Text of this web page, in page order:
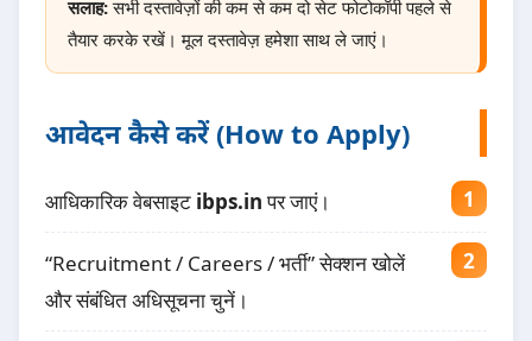
सलाह:सभी दस्तावेज़ों की कम से कम दो सेट फोटोकॉपी पहले से
तैयार करके रखें। मूल दस्तावेज़ हमेशा साथ ले जाएं।
आवेदन कैसे करें (How to Apply)
आधिकारिक वेबसाइट ibps.inपर जाएं।
“Recruitment / Careers / भर्ती” सेक्शन खोलें
और संबंधित अधिसूचना चुनें।